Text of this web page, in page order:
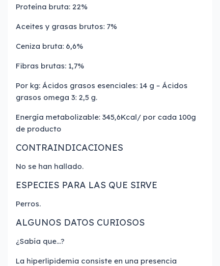
Proteína bruta: 22%
Aceites y grasas brutos: 7%
Ceniza bruta: 6,6%
Fibras brutas: 1,7%
Por kg: Ácidos grasos esenciales: 14 g – Ácidos
grasos omega 3: 2,5 g.
Energía metabolizable: 345,6Kcal/ por cada 100g
de producto
CONTRAINDICACIONES
No se han hallado.
ESPECIES PARA LAS QUE SIRVE
Perros.
ALGUNOS DATOS CURIOSOS
¿Sabía que…?
La hiperlipidemia consiste en una presencia